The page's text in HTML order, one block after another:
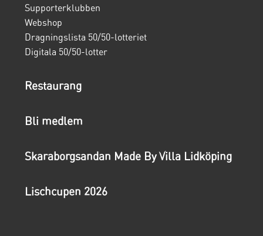
Supporterklubben
Webshop
Dragningslista 50/50-lotteriet
Digitala 50/50-lotter
Restaurang
Bli medlem
Skaraborgsandan Made By Villa Lidköping
Lischcupen 2026